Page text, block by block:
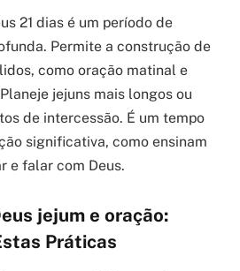
21 dias é um período de
Permite a construção de
como oração matinal e
jejuns mais longos ou
de intercessão. É um tempo
significativa, como ensinam
e falar com Deus.
jejum e oração:
Práticas